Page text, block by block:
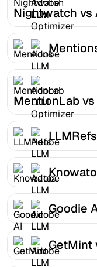
Nightwatch vs
MentionLab
Goodie
GetMint